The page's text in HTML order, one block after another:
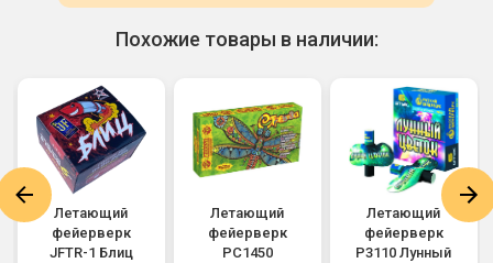
Похожие товары в наличии:
Летающий
фейерверк
JFTR-1 Блиц
Летающий
фейерверк
РС1450
Летающий
фейерверк
Р3110 Лунный